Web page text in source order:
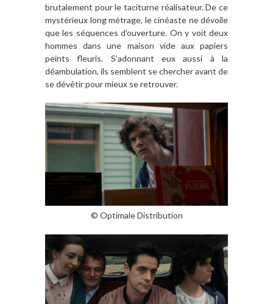
brutalement pour le taciturne réalisateur. De ce
mystérieux long métrage, le cinéaste ne dévoile
que les séquences d’ouverture. On y voit deux
hommes dans une maison vide aux papiers
peints fleuris. S’adonnant eux aussi à la
déambulation, ils semblent se chercher avant de
se dévêtir pour mieux se retrouver.
© Optimale Distribution